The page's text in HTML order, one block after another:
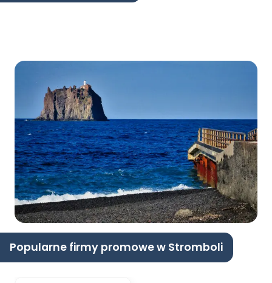
Popularne firmy promowe w Stromboli